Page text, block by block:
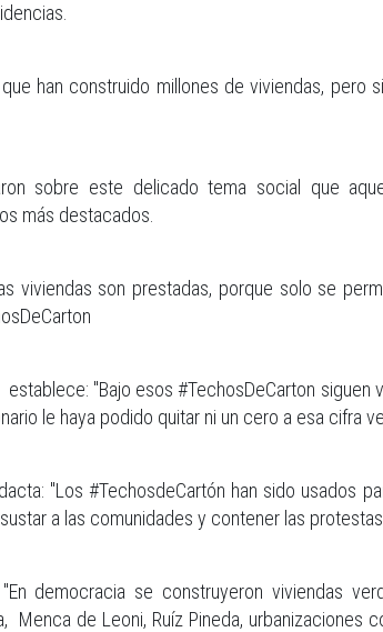
han construido millones de viviendas,
sobre este delicado tema social que
más destacados.
viviendas son prestadas, porque solo se
"Bajo esos #TechosDeCarton
le haya podido quitar ni un cero a esa cifra
"Los #TechosdeCartón han sido usados
a las comunidades y contener las
democracia se construyeron viviendas
Menca de Leoni, Ruíz Pineda,